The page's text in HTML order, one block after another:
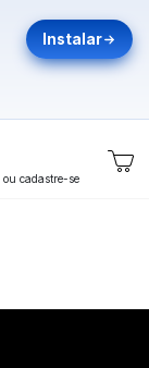
Instalar
ou cadastre-se